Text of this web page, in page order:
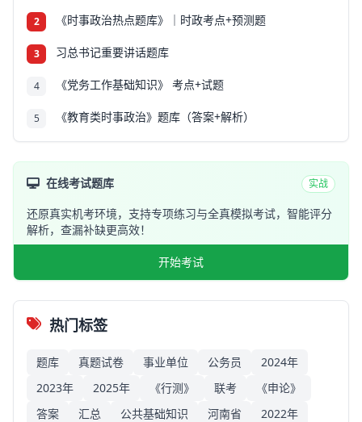
2 《时事政治热点题库》｜时政考点+预测题
3 习总书记重要讲话题库
4 《党务工作基础知识》 考点+试题
5 《教育类时事政治》题库（答案+解析）
在线考试题库 实战
还原真实机考环境，支持专项练习与全真模拟考试，智能评分
解析，查漏补缺更高效！
开始考试
热门标签
题库 真题试卷 事业单位 公务员
2024年
2023年
2025年 《行测》 联考
《申论》
答案
汇总 公共基础知识 河南省 2022年